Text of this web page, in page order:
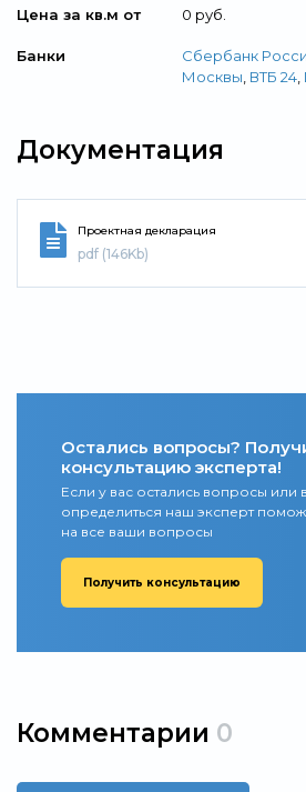
Цена за кв.м от 0 руб.
Банки Сбербанк
Москвы ВТБ 24
Документация
Проектная декларация
pdf (146Kb)
Остались вопросы?
консультацию эксперта!
Если у вас остались вопросы или
определиться наш эксперт
на все ваши вопросы
Получить консультацию
Комментарии 0